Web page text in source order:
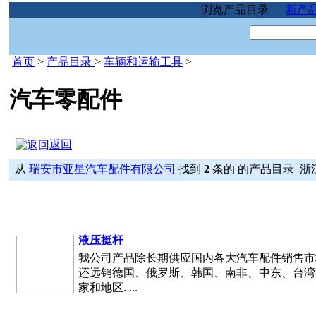
浏览产品目录 新产
首页 > 产品目录 > 车辆和运输工具 >
汽车零配件
返回
从 瑞安市亚星汽车配件有限公司 找到 2 条的 的产品目录 浙
液压挺杆
我公司产品除长期供应国内各大汽车配件销售
还远销德国、俄罗斯、韩国、南非、中东、台
家和地区. ...